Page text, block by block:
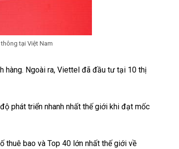
tại Việt Nam
hàng. Ngoài ra, Viettel đã đầu tư tại 10 thị
phát triển nhanh nhất thế giới khi đạt mốc
thuê bao và Top 40 lớn nhất thế giới về